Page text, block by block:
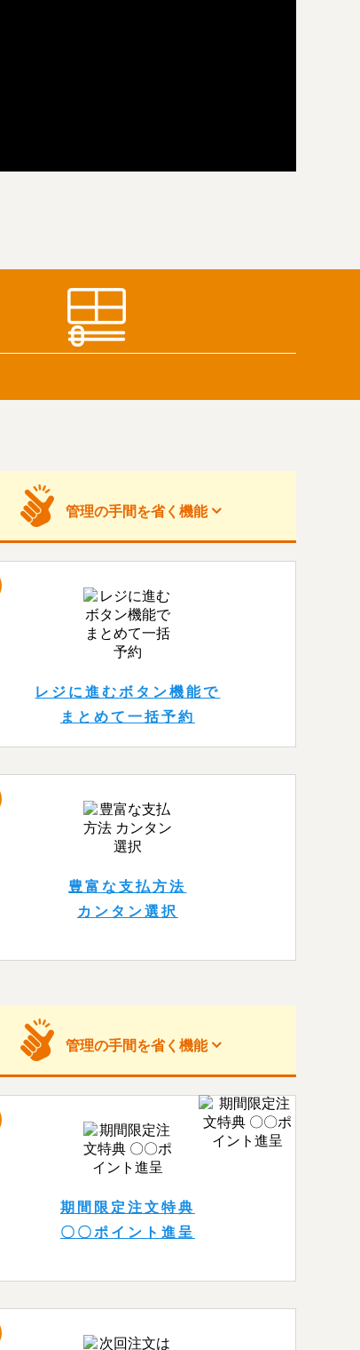
管理の手間を省く機能
レジに進むボタン機能で
まとめて一括予約
豊富な支払方法
カンタン選択
管理の手間を省く機能
期間限定注文特典
〇〇ポイント進呈